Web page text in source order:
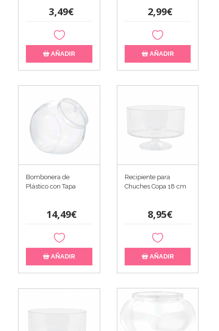
3,49€
AÑADIR
2,99€
AÑADIR
Bombonera de
Plástico con Tapa
14,49€
AÑADIR
Recipiente para
Chuches Copa 18 cm
8,95€
AÑADIR